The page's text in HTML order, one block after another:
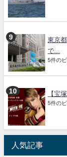
東京
で...
5件の
【宝
5件の
人気記事